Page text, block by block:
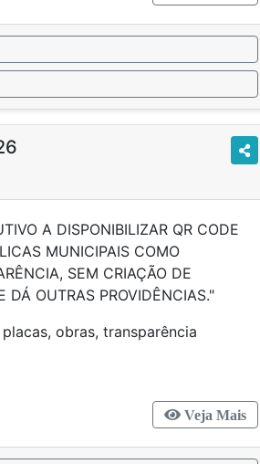
A DISPONIBILIZAR QR CODE
MUNICIPAIS COMO
SEM CRIAÇÃO DE
DÁ OUTRAS PROVIDÊNCIAS."
placas, obras, transparência
Veja Mais